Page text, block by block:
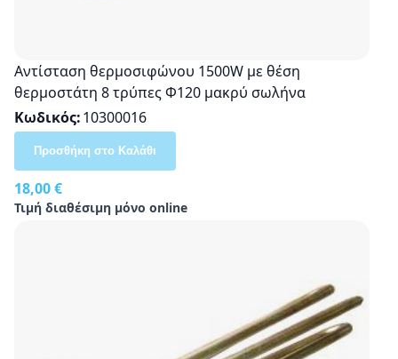
Αντίσταση θερμοσιφώνου 1500W με θέση
θερμοστάτη 8 τρύπες Φ120 μακρύ σωλήνα
Κωδικός 10300016
18,00 €
Τιμή διαθέσιμη μόνο online
Προσθήκη στο Καλάθι